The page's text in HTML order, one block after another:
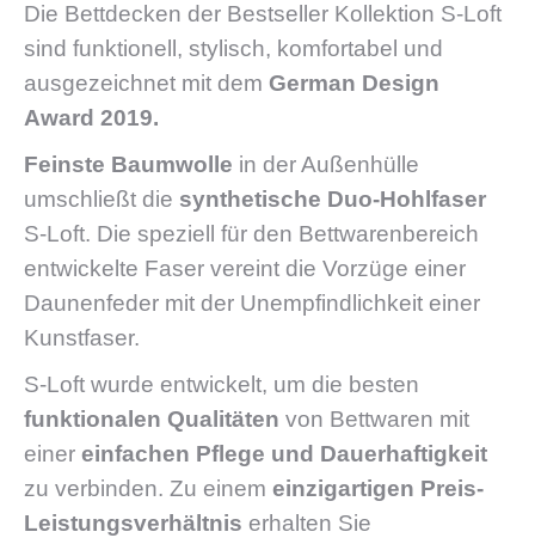
Die Bettdecken der Bestseller Kollektion S-Loft
sind funktionell, stylisch, komfortabel und
ausgezeichnet mit dem German Design
Award 2019.
Feinste Baumwolle in der Außenhülle
umschließt die synthetische Duo-Hohlfaser
S-Loft. Die speziell für den Bettwarenbereich
entwickelte Faser vereint die Vorzüge einer
Daunenfeder mit der Unempfindlichkeit einer
Kunstfaser.
S-Loft wurde entwickelt, um die besten
funktionalen Qualitäten von Bettwaren mit
einer einfachen Pflege und Dauerhaftigkeit
zu verbinden. Zu einem einzigartigen Preis-
Leistungsverhältnis erhalten Sie